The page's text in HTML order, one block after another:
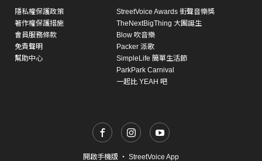
隱私權保護政策
著作權保護措施
會員服務條款
免責聲明
幫助中心
StreetVoice Awards 街聲音樂獎
TheNextBigThing 大團誕生
Blow 吹音樂
Packer 派歌
SimpleLife 簡單生活節
ParkPark Carnival
一起比 YEAH 吧
開啟手機版 ・ StreetVoice App